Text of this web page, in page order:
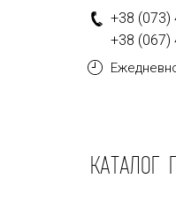
+38 (073)
+38 (067)
КАТАЛОГ